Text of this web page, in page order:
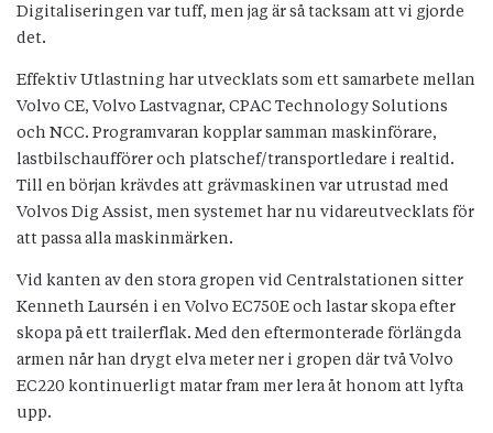
Digitaliseringen var tuff, men jag är så tacksam att vi gjorde
det.
Effektiv Utlastning har utvecklats som ett samarbete mellan
Volvo CE, Volvo Lastvagnar, CPAC Technology Solutions
och NCC. Programvaran kopplar samman maskinförare,
lastbilschaufförer och platschef/transportledare i realtid.
Till en början krävdes att grävmaskinen var utrustad med
Volvos Dig Assist, men systemet har nu vidareutvecklats för
att passa alla maskinmärken.
Vid kanten av den stora gropen vid Centralstationen sitter
Kenneth Laursén i en Volvo EC750E och lastar skopa efter
skopa på ett trailerflak. Med den eftermonterade förlängda
armen når han drygt elva meter ner i gropen där två Volvo
EC220 kontinuerligt matar fram mer lera åt honom att lyfta
upp.